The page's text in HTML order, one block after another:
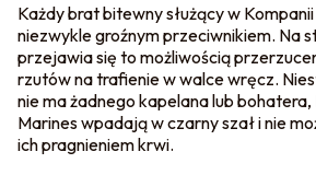
Każdy brat bitewny służący w
niezwykle groźnym przeciwnikiem. Na
przejawia się to możliwością
rzutów na trafienie w walce wręcz.
nie ma żadnego kapelana lub
Marines wpadają w czarny szał i nie
ich pragnieniem krwi.